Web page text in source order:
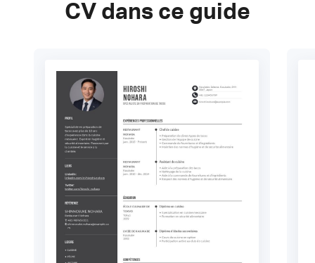
CV dans ce guide